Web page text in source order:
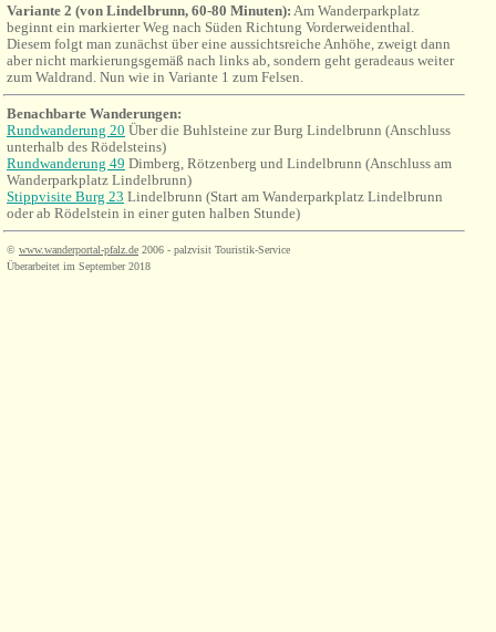
Variante 2 (von Lindelbrunn, 60-80 Minuten): Am Wanderparkplatz
beginnt ein markierter Weg nach Süden Richtung Vorderweidenthal.
Diesem folgt man zunächst über eine aussichtsreiche Anhöhe, zweigt dann
aber nicht markierungsgemäß nach links ab, sondern geht geradeaus weiter
zum Waldrand. Nun wie in Variante 1 zum Felsen.
Benachbarte Wanderungen:
Rundwanderung 20 Über die Buhlsteine zur Burg Lindelbrunn (Anschluss
unterhalb des Rödelsteins)
Rundwanderung 49 Dimberg, Rötzenberg und Lindelbrunn (Anschluss am
Wanderparkplatz Lindelbrunn)
Stippvisite Burg 23 Lindelbrunn (Start am Wanderparkplatz Lindelbrunn
oder ab Rödelstein in einer guten halben Stunde)
© www.wanderportal-pfalz.de 2006 - palzvisit Touristik-Service
Überarbeitet im September 2018